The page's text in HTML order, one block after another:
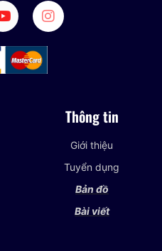
Thông tin
Giới thiệu
Tuyển dụng
Bản đồ
Bài viết